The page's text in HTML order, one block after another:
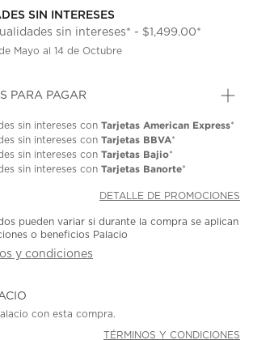
SIN INTERESES
sin intereses* - $1,499.00*
Mayo al 14 de Octubre
PARA PAGAR
sin intereses con Tarjetas American Express*
sin intereses con Tarjetas BBVA*
sin intereses con Tarjetas Bajio*
sin intereses con Tarjetas Banorte*
DETALLE DE PROMOCIONES
pueden variar si durante la compra se aplican
o beneficios Palacio
y condiciones
con esta compra.
TÉRMINOS Y CONDICIONES